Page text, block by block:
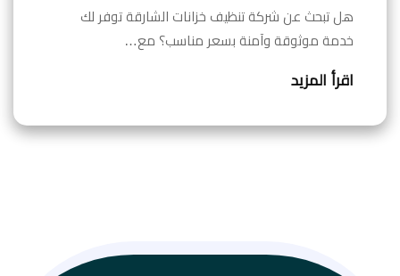
هل تبحث عن شركة تنظيف خزانات الشارقة توفر لك
خدمة موثوقة وآمنة بسعر مناسب؟ مع…
اقرأ المزيد